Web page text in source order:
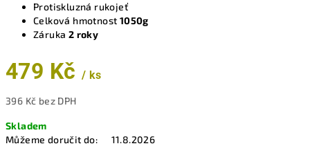
Protiskluzná rukojeť
Celková hmotnost 1050g
Záruka 2 roky
479 Kč / ks
396 Kč bez DPH
cena:
Skladem
Můžeme doručit do:
11.8.2026